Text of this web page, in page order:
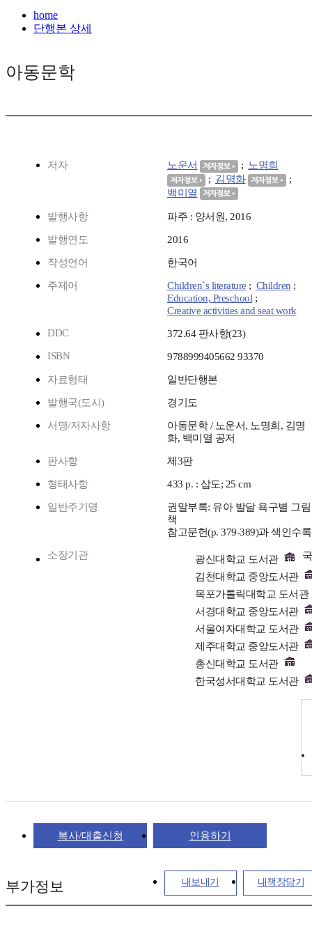
home
단행본 상세
아동문학
저자 노운서 ; 노명희
; 김명화
;
백미열
발행사항 파주 : 양서원, 2016
발행연도 2016
작성언어 한국어
주제어 Children`s literature ; Children ;
Education, Preschool ;
Creative activities and seat work
DDC
372.64 판사항(23)
ISBN
9788999405662 93370
자료형태 일반단행본
발행국(도시) 경기도
서명/저자사항
아동문학 / 노운서, 노명희, 김명
화, 백미열 공저
판사항 제3판
형태사항 433 p. : 삽도; 25 cm
일반주기명
권말부록: 유아 발달 욕구별 그림
책
참고문헌(p. 379-389)과 색인수록
소장기관 광신대학교 도서관
김천대학교 중앙도서관
목포가톨릭대학교 도서관
서경대학교 중앙도서관
서울여자대학교 도서관
제주대학교 중앙도서관
총신대학교 도서관
한국성서대학교 도서관
복사/대출신청 인용하기
내보내기 내책장담기
부가정보